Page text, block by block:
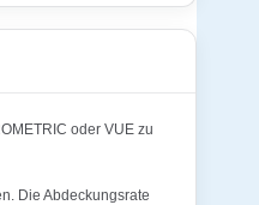
oder VUE zu
Die Abdeckungsrate